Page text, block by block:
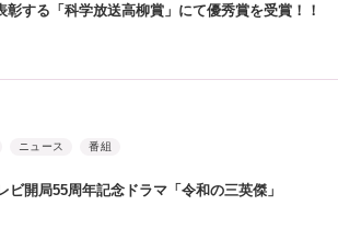
彰する「科学放送高柳賞」にて優秀賞を受賞！！
ニュース 番組
ビ開局55周年記念ドラマ「令和の三英傑」